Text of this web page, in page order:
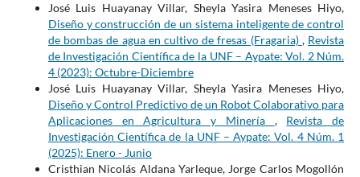
José Luis Huayanay Villar, Sheyla Yasira Meneses Hiyo,
Diseño y construcción de un sistema inteligente de control
de bombas de agua en cultivo de fresas (Fragaria) , Revista
de Investigación Científica de la UNF – Aypate: Vol. 2 Núm.
4 (2023): Octubre-Diciembre
José Luis Huayanay Villar, Sheyla Yasira Meneses Hiyo,
Diseño y Control Predictivo de un Robot Colaborativo para
Aplicaciones en Agricultura y Minería , Revista de
Investigación Científica de la UNF – Aypate: Vol. 4 Núm. 1
(2025): Enero - Junio
Cristhian Nicolás Aldana Yarleque, Jorge Carlos Mogollón